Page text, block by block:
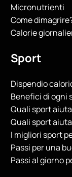
Micronutrienti
Come
Calorie
Sport
Dispendio
Benefici di ogni
Quali sport
Quali sport
I migliori sport
Passi per una
Passi al giorno